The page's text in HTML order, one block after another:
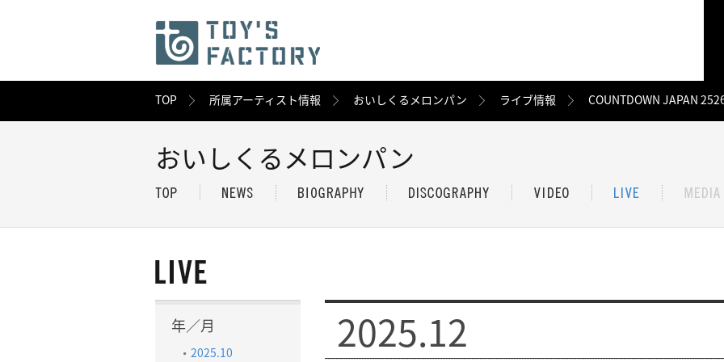
TOP 所属アーティスト情報 おいしくるメロンパン ライブ情報 COUNTDOWN JAPAN
おいしくるメロンパン
年／月
2025.10
2025.12